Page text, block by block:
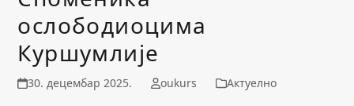
ослободиоцима
Куршумлије
30. децембар 2025. oukurs Актуелно